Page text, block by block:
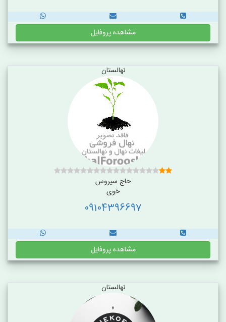
مشاهده پروفایل
نهالستان
حاج سیروس
خوی
09104396697
مشاهده پروفایل
نهالستان